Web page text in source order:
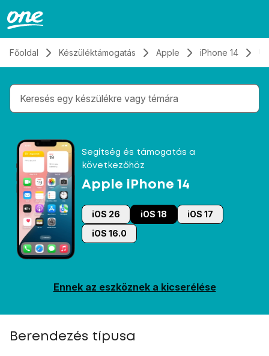
Főoldal Készüléktámogatás Apple iPhone 14
Gépelés közben megjelennek a keresési
Segítség és támogatás a
következőhöz
Apple iPhone 14
iOS 26 iOS 18
iOS 17
iOS 16.0
Ennek az eszköznek a kicserélése
Berendezés típusa